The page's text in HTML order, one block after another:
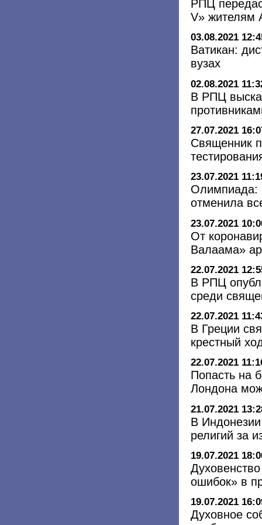
РПЦ
V» жителям
03.08.2021
Ватикан:
вузах
02.08.2021
В РПЦ
27.07.2021
Священник
23.07.2021
Олимпиада:
отменила
23.07.2021
От
Валаама»
22.07.2021
В РПЦ
среди
22.07.2021
В Греции
крестный
22.07.2021
Попасть на
Лондона
21.07.2021
В
религий за
19.07.2021
ошибок» в
19.07.2021
Духовное